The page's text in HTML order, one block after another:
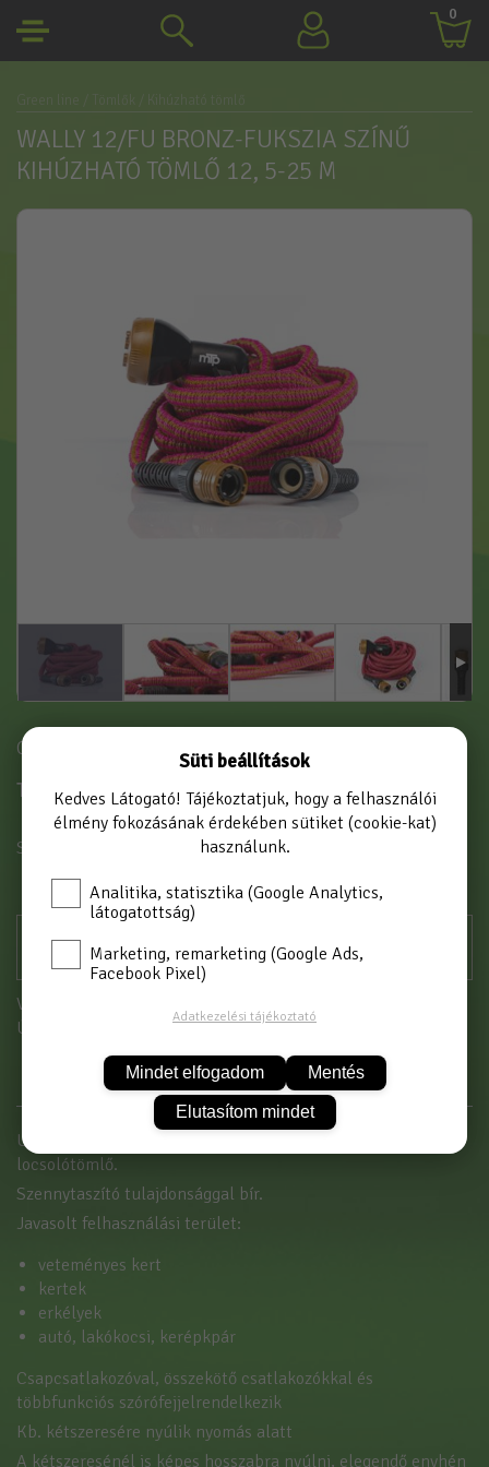
0
WALLY 12/FU BRONZ-FUKSZIA SZÍNŰ
KIHÚZHATÓ TÖMLŐ 12, 5-25 M
Cikkszám: WALLY 12/FU
Termék videó
SZÍN
Vásárláshoz kérjük jelentkezzen be!
Új partnerként
itt tud regisztrálni
Ultraerős, ultra könnyű és ultrakompakt nyújtható
locsolótömlő.
Szennytaszító tulajdonsággal bír.
Javasolt felhasználási terület:
veteményes kert
kertek
erkélyek
autó, lakókocsi, kerépkpár
Csapcsatlakozóval, összekötő csatlakozókkal és
többfunkciós szórófejjelrendelkezik
Kb. kétszeresére nyúlik nyomás alatt
A kétszeresénél is képes hosszabra nyúlni, elegendő enyhén
Süti beállítások
Kedves Látogató! Tájékoztatjuk, hogy a felhasználói
élmény fokozásának érdekében sütiket (cookie-kat)
használunk.
Analitika, statisztika (Google Analytics,
látogatottság)
Marketing, remarketing (Google Ads,
Facebook Pixel)
Adatkezelési tájékoztató
Mindet elfogadom Mentés
Elutasítom mindet